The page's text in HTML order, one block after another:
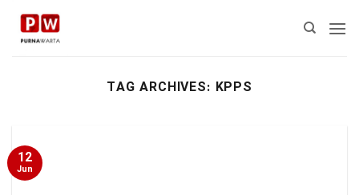
Skip
content
TAG ARCHIVES: KPPS
12
Jun